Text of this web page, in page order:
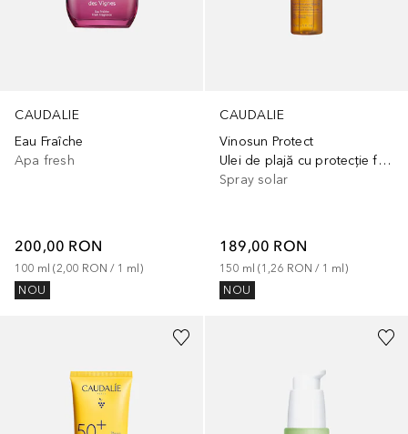
CAUDALIE
Eau Fraîche
Apa fresh
200,00 RON
100 ml (2,00 RON / 1 ml )
NOU
CAUDALIE
Vinosun Protect
Ulei de plajă cu protecție foarte ridicată SPF 50
Spray solar
189,00 RON
150 ml (1,26 RON / 1 ml )
NOU